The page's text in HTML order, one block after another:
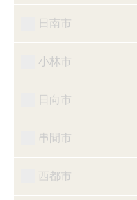
日南市
小林市
日向市
串間市
西都市